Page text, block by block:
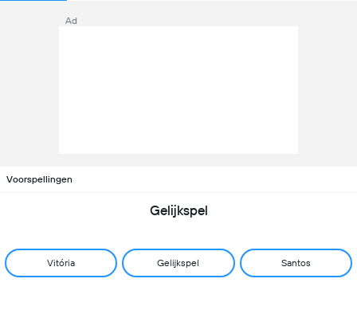
Ad
Voorspellingen
Gelijkspel
Vitória Gelijkspel Santos